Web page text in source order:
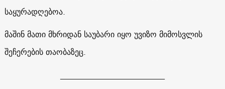
საყურადღებოა.
მაშინ მათი მხრიდან საუბარი იყო უვიზო მიმოსვლის
შეჩერების თაობაზეც.